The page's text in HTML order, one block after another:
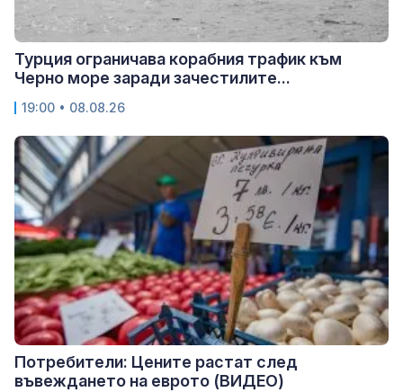
Турция ограничава корабния трафик към
Черно море заради зачестилите...
19:00 • 08.08.26
Потребители: Цените растат след
въвеждането на еврото (ВИДЕО)